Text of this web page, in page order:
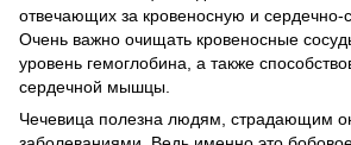
отвечающих за кровеносную и сердечно-
Очень важно очищать кровеносные
уровень гемоглобина, а также
сердечной мышцы.
Чечевица полезна людям, страдающим